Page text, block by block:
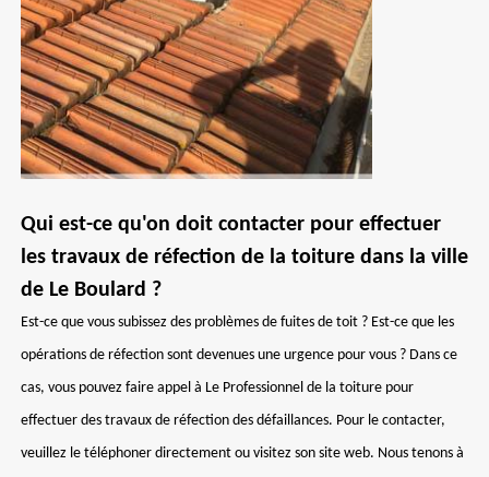
Qui est-ce qu'on doit contacter pour effectuer
les travaux de réfection de la toiture dans la ville
de Le Boulard ?
Est-ce que vous subissez des problèmes de fuites de toit ? Est-ce que les
opérations de réfection sont devenues une urgence pour vous ? Dans ce
cas, vous pouvez faire appel à Le Professionnel de la toiture pour
effectuer des travaux de réfection des défaillances. Pour le contacter,
veuillez le téléphoner directement ou visitez son site web. Nous tenons à